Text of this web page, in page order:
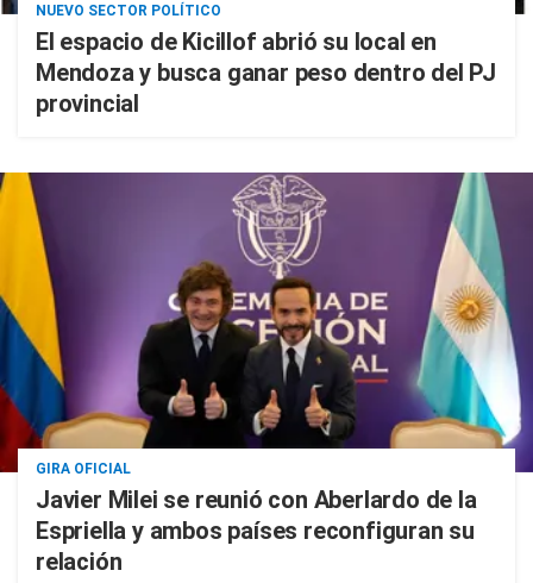
NUEVO SECTOR POLÍTICO
El espacio de Kicillof abrió su local en
Mendoza y busca ganar peso dentro del PJ
provincial
GIRA OFICIAL
Javier Milei se reunió con Aberlardo de la
Espriella y ambos países reconfiguran su
relación